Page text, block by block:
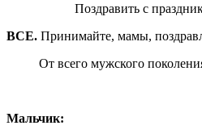
Поздравить с
ВСЕ. Принимайте, мамы,
От всего мужского
Мальчик: